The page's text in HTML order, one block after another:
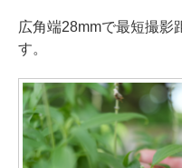
広角端28mmで最短撮影
す。